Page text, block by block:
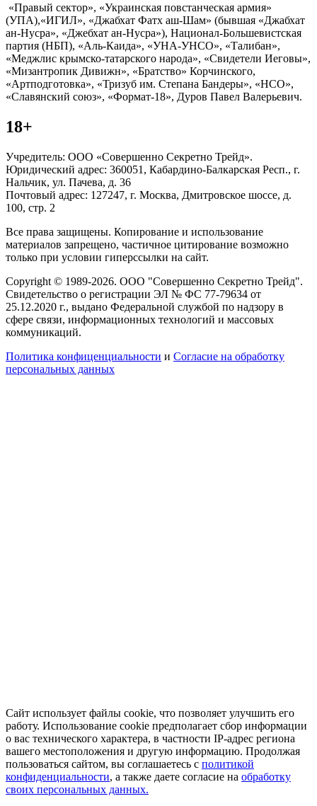
«Правый сектор», «Украинская повстанческая армия»
(УПА),«ИГИЛ», «Джабхат Фатх аш-Шам» (бывшая «Джабхат
ан-Нусра», «Джебхат ан-Нусра»), Национал-Большевистская
партия (НБП), «Аль-Каида», «УНА-УНСО», «Талибан»,
«Меджлис крымско-татарского народа», «Свидетели Иеговы»,
«Мизантропик Дивижн», «Братство» Корчинского,
«Артподготовка», «Тризуб им. Степана Бандеры», «НСО»,
«Славянский союз», «Формат-18», Дуров Павел Валерьевич.
18+
Учредитель: ООО «Совершенно Секретно Трейд».
Юридический адрес: 360051, Кабардино-Балкарская Респ., г.
Нальчик, ул. Пачева, д. 36
Почтовый адрес: 127247, г. Москва, Дмитровское шоссе, д.
100, стр. 2
Все права защищены. Копирование и использование
материалов запрещено, частичное цитирование возможно
только при условии гиперссылки на сайт.
Copyright © 1989-2026. ООО "Совершенно Секретно Трейд".
Свидетельство о регистрации ЭЛ № ФС 77-79634 от
25.12.2020 г., выдано Федеральной службой по надзору в
сфере связи, информационных технологий и массовых
коммуникаций.
Политика конфиценциальности и Согласие на обработку
персональных данных
Сайт использует файлы cookie, что позволяет улучшить его
работу. Использование cookie предполагает сбор информации
о вас технического характера, в частности IP-адрес региона
вашего местоположения и другую информацию. Продолжая
пользоваться сайтом, вы соглашаетесь с политикой
конфиденциальности, а также даете согласие на обработку
своих персональных данных.